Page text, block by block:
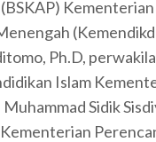
Ph.D,
Islam
Sidik